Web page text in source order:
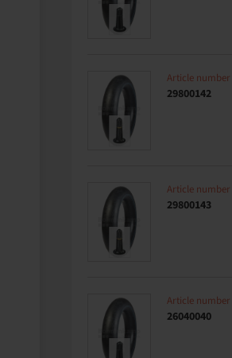
Article number
29800142
Article number
29800143
Article number
26040040